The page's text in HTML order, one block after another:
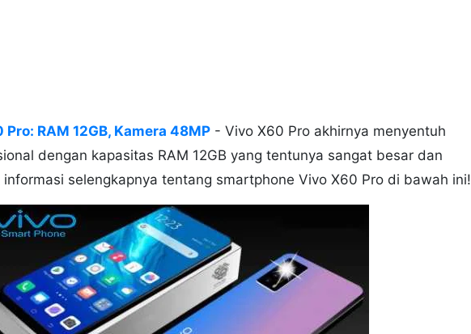
RAM 12GB, Kamera 48MP - Vivo X60 Pro akhirnya menyentuh
dengan kapasitas RAM 12GB yang tentunya sangat besar dan
informasi selengkapnya tentang smartphone Vivo X60 Pro di bawah ini!